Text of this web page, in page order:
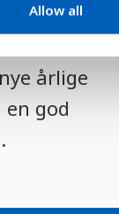
Allow all
årlige
god